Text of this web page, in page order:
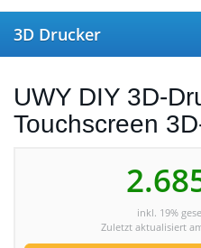
Skip to main content
3D Drucker
UWY DIY 3D-
Touchscreen
inkl. 19%
Zuletzt aktualisiert